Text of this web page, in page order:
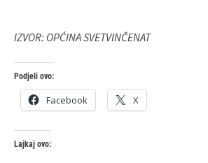
IZVOR: OPĆINA SVETVINČENAT
Podjeli ovo:
Facebook X
Lajkaj ovo: